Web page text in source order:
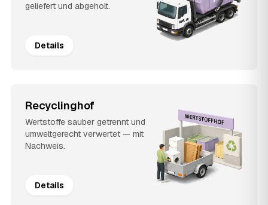
geliefert und abgeholt.
Details
Recyclinghof
Wertstoffe sauber getrennt und
umweltgerecht verwertet — mit
Nachweis.
Details